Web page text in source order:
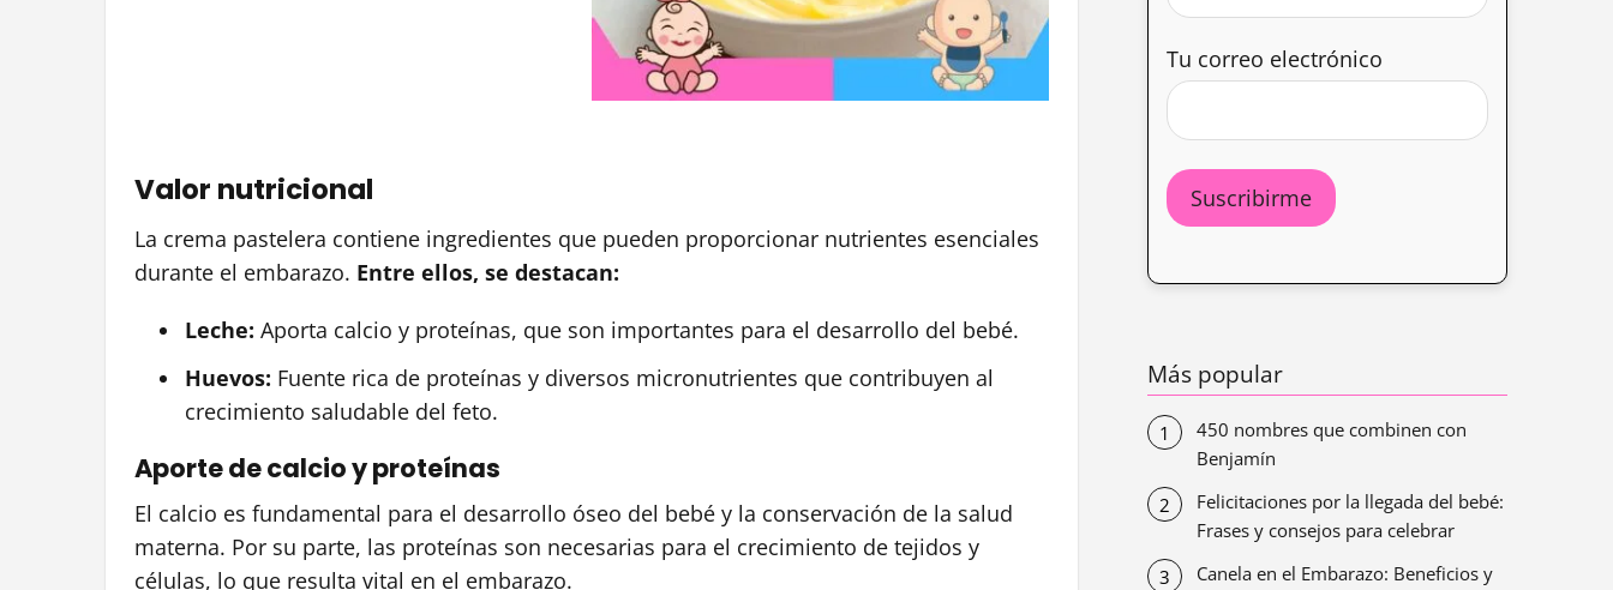
Valor nutricional
La crema pastelera contiene ingredientes que pueden proporcionar nutrientes esenciales
durante el embarazo. Entre ellos, se destacan:
Leche: Aporta calcio y proteínas, que son importantes para el desarrollo del bebé.
Huevos: Fuente rica de proteínas y diversos micronutrientes que contribuyen al
crecimiento saludable del feto.
Aporte de calcio y proteínas
El calcio es fundamental para el desarrollo óseo del bebé y la conservación de la salud
materna. Por su parte, las proteínas son necesarias para el crecimiento de tejidos y
células, lo que resulta vital en el embarazo.
Tu correo electrónico
Más popular
450 nombres que combinen con
Benjamín
Felicitaciones por la llegada del bebé:
Frases y consejos para celebrar
Canela en el Embarazo: Beneficios y